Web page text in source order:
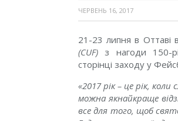
ЧЕРВЕНЬ 16, 2017
21-23 липня в Оттаві
(CUF) з нагоди 150-
сторінці заходу у
«2017 рік – це рік,
можна якнайкраще
все для того, щоб